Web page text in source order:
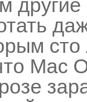
сто
Mac